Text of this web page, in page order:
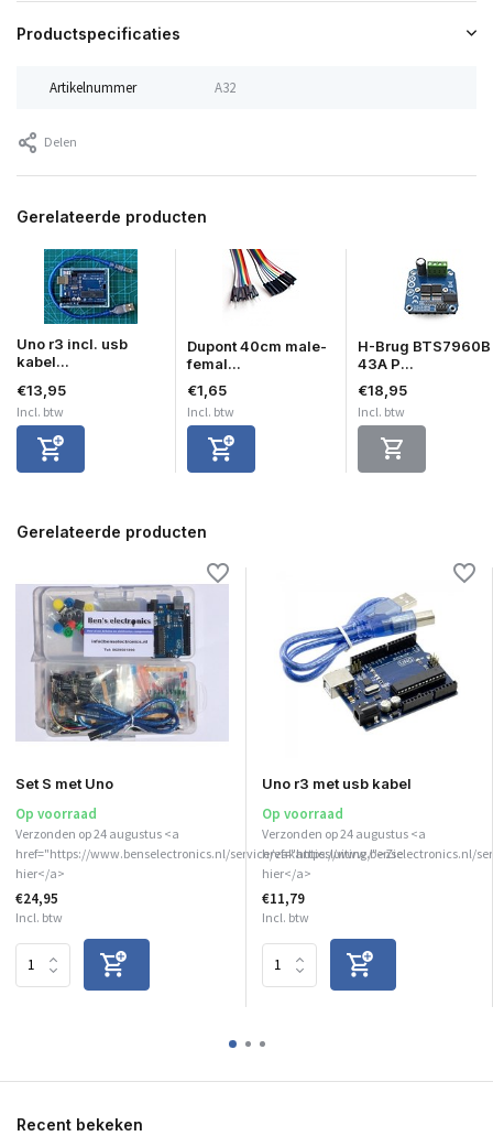
Productspecificaties
Artikelnummer A32
Delen
Gerelateerde producten
Uno r3 incl. usb
kabel...
€13,95
Incl. btw
Dupont 40cm male-
femal...
€1,65
Incl. btw
H-Brug BTS7960B
43A P...
€18,95
Incl. btw
Gerelateerde producten
Set S met Uno
Op voorraad
Verzonden op 24 augustus <a
href="https://www.benselectronics.nl/service/vakantiesluiting/">Zie
hier</a>
€24,95
Incl. btw
Uno r3 met usb kabel
Op voorraad
Verzonden op 24 augustus <a
href="https://www.benselectronics.nl/
hier</a>
€11,79
Incl. btw
Recent bekeken